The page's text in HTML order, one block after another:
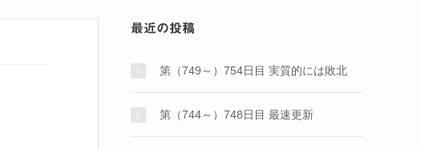
最近の投稿
第（749～）754日目 実質的には敗北
第（744～）748日目 最速更新